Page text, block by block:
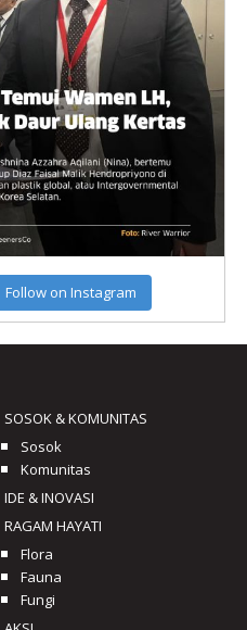
Follow on Instagram
SOSOK & KOMUNITAS
Sosok
Komunitas
IDE & INOVASI
RAGAM HAYATI
Flora
Fauna
Fungi